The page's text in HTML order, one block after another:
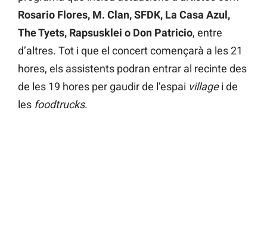
Rosario Flores, M. Clan, SFDK, La Casa Azul,
The Tyets, Rapsusklei o Don Patricio, entre
d’altres. Tot i que el concert començarà a les 21
hores, els assistents podran entrar al recinte des
de les 19 hores per gaudir de l’espai villagei de
les foodtrucks.